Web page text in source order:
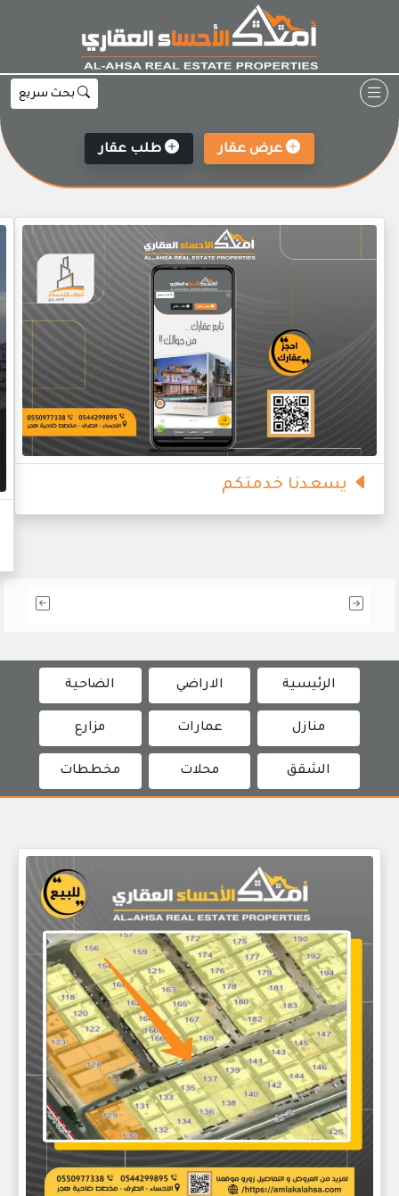
بحث سريع
عرض عقار طلب عقار
يسعدنا خدمتكم
الرئيسية الاراضي الضاحية
منازل عمارات مزارع
الشقق محلات مخططات